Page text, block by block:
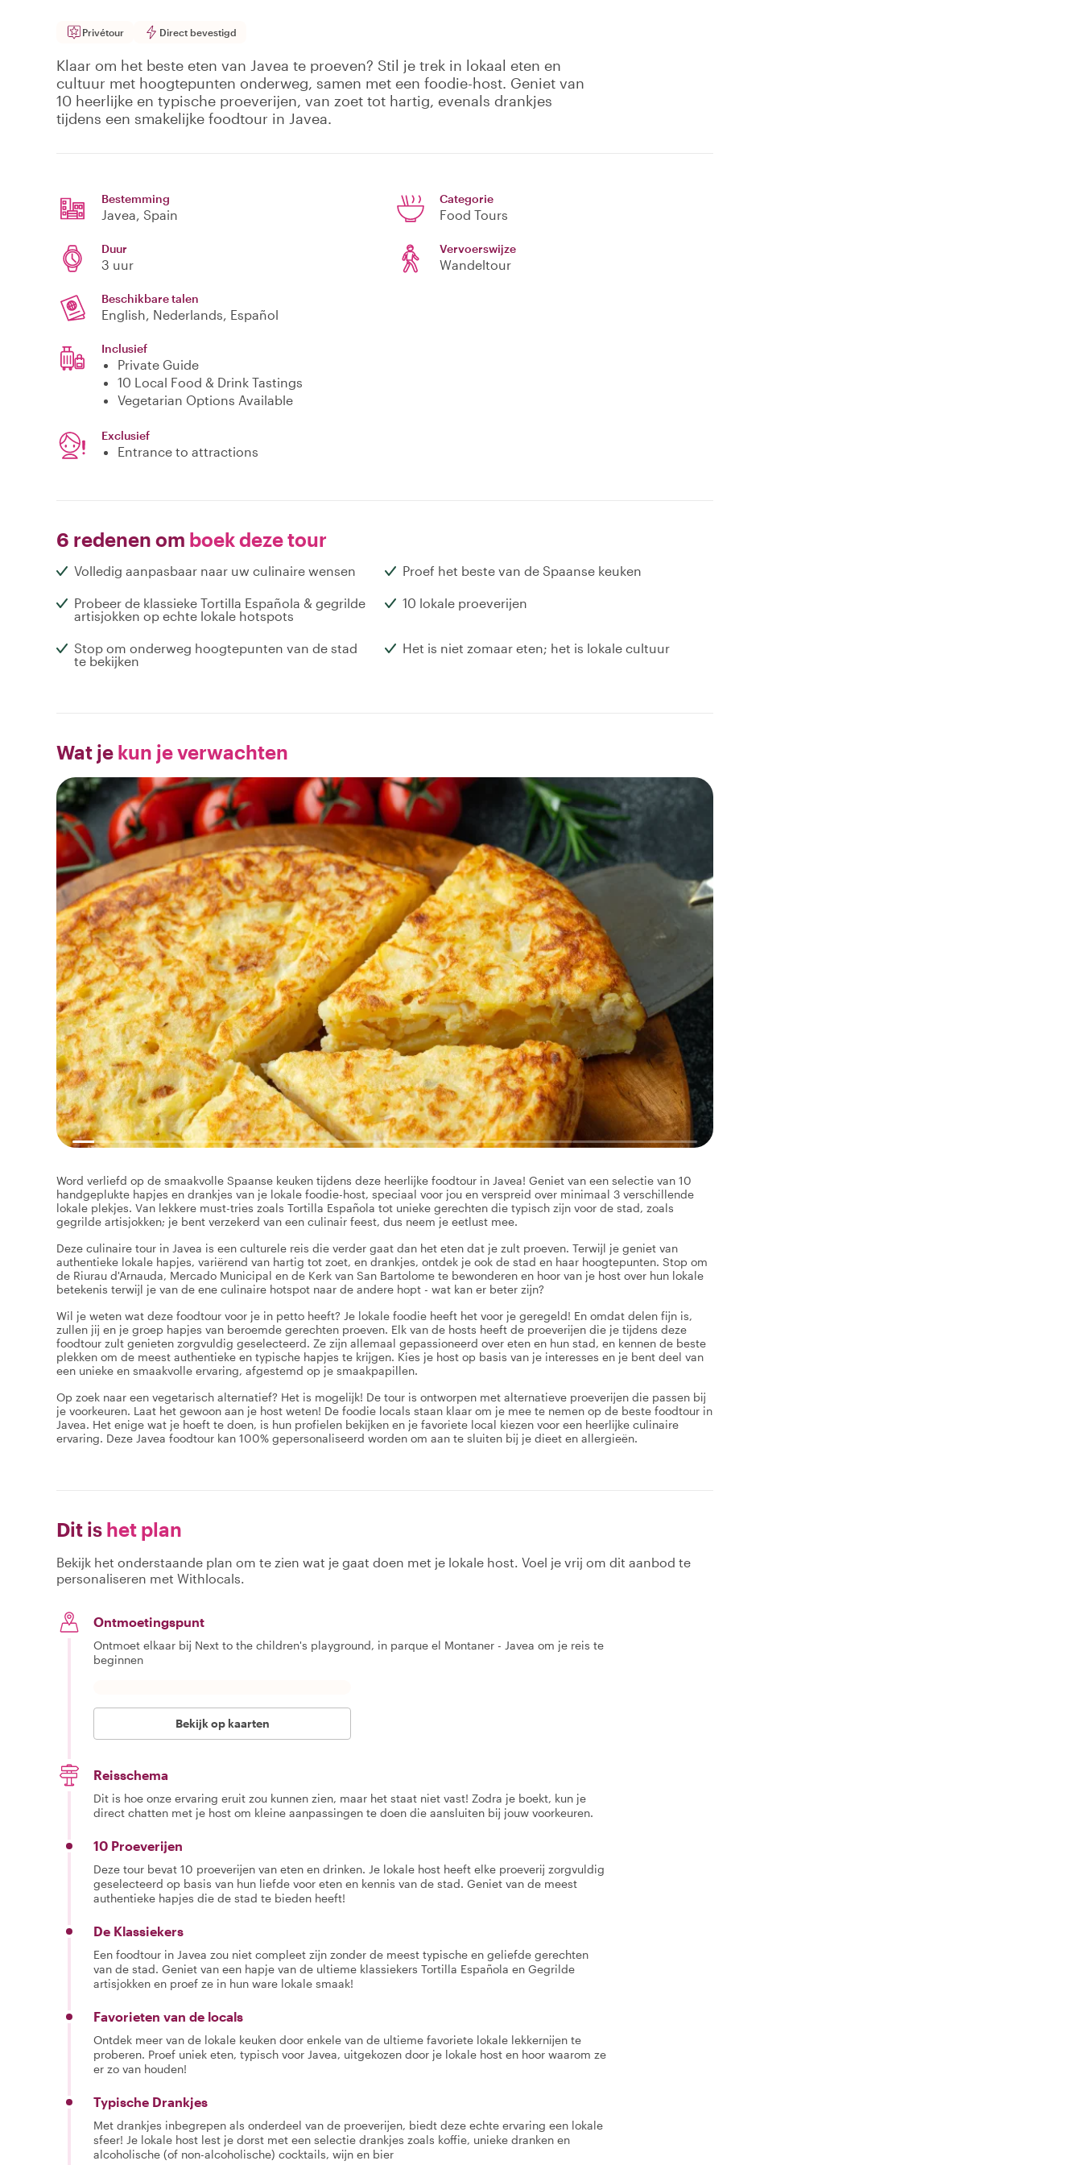
Privétour Direct bevestigd
Klaar om het beste eten van Javea te proeven? Stil je trek in lokaal eten en
cultuur met hoogtepunten onderweg, samen met een foodie-host. Geniet van
10 heerlijke en typische proeverijen, van zoet tot hartig, evenals drankjes
tijdens een smakelijke foodtour in Javea.
Bestemming
Javea, Spain
Categorie
Food Tours
Duur
3 uur
Vervoerswijze
Wandeltour
Beschikbare talen
English, Nederlands, Español
Inclusief
Private Guide
10 Local Food & Drink Tastings
Vegetarian Options Available
Exclusief
Entrance to attractions
6 redenen om boek deze tour
Volledig aanpasbaar naar uw culinaire wensen Proef het beste van de Spaanse keuken
Probeer de klassieke Tortilla Española & gegrilde
artisjokken op echte lokale hotspots
10 lokale proeverijen
Stop om onderweg hoogtepunten van de stad
te bekijken
Het is niet zomaar eten; het is lokale cultuur
Wat je kun je verwachten
Word verliefd op de smaakvolle Spaanse keuken tijdens deze heerlijke foodtour in Javea! Geniet van een selectie van 10
handgeplukte hapjes en drankjes van je lokale foodie-host, speciaal voor jou en verspreid over minimaal 3 verschillende
lokale plekjes. Van lekkere must-tries zoals Tortilla Española tot unieke gerechten die typisch zijn voor de stad, zoals
gegrilde artisjokken; je bent verzekerd van een culinair feest, dus neem je eetlust mee.
Deze culinaire tour in Javea is een culturele reis die verder gaat dan het eten dat je zult proeven. Terwijl je geniet van
authentieke lokale hapjes, variërend van hartig tot zoet, en drankjes, ontdek je ook de stad en haar hoogtepunten. Stop om
de Riurau d'Arnauda, Mercado Municipal en de Kerk van San Bartolome te bewonderen en hoor van je host over hun lokale
betekenis terwijl je van de ene culinaire hotspot naar de andere hopt - wat kan er beter zijn?
Wil je weten wat deze foodtour voor je in petto heeft? Je lokale foodie heeft het voor je geregeld! En omdat delen fijn is,
zullen jij en je groep hapjes van beroemde gerechten proeven. Elk van de hosts heeft de proeverijen die je tijdens deze
foodtour zult genieten zorgvuldig geselecteerd. Ze zijn allemaal gepassioneerd over eten en hun stad, en kennen de beste
plekken om de meest authentieke en typische hapjes te krijgen. Kies je host op basis van je interesses en je bent deel van
een unieke en smaakvolle ervaring, afgestemd op je smaakpapillen.
Op zoek naar een vegetarisch alternatief? Het is mogelijk! De tour is ontworpen met alternatieve proeverijen die passen bij
je voorkeuren. Laat het gewoon aan je host weten! De foodie locals staan klaar om je mee te nemen op de beste foodtour in
Javea. Het enige wat je hoeft te doen, is hun profielen bekijken en je favoriete local kiezen voor een heerlijke culinaire
ervaring. Deze Javea foodtour kan 100% gepersonaliseerd worden om aan te sluiten bij je dieet en allergieën.
Dit is het plan
Bekijk het onderstaande plan om te zien wat je gaat doen met je lokale host. Voel je vrij om dit aanbod te
personaliseren met Withlocals.
Ontmoetingspunt
Ontmoet elkaar bij Next to the children's playground, in parque el Montaner - Javea om je reis te
beginnen
Bekijk op kaarten
Reisschema
Dit is hoe onze ervaring eruit zou kunnen zien, maar het staat niet vast! Zodra je boekt, kun je
direct chatten met je host om kleine aanpassingen te doen die aansluiten bij jouw voorkeuren.
10 Proeverijen
Deze tour bevat 10 proeverijen van eten en drinken. Je lokale host heeft elke proeverij zorgvuldig
geselecteerd op basis van hun liefde voor eten en kennis van de stad. Geniet van de meest
authentieke hapjes die de stad te bieden heeft!
De Klassiekers
Een foodtour in Javea zou niet compleet zijn zonder de meest typische en geliefde gerechten
van de stad. Geniet van een hapje van de ultieme klassiekers Tortilla Española en Gegrilde
artisjokken en proef ze in hun ware lokale smaak!
Favorieten van de locals
Ontdek meer van de lokale keuken door enkele van de ultieme favoriete lokale lekkernijen te
proberen. Proef uniek eten, typisch voor Javea, uitgekozen door je lokale host en hoor waarom ze
er zo van houden!
Typische Drankjes
Met drankjes inbegrepen als onderdeel van de proeverijen, biedt deze echte ervaring een lokale
sfeer! Je lokale host lest je dorst met een selectie drankjes zoals koffie, unieke dranken en
alcoholische (of non-alcoholische) cocktails, wijn en bier